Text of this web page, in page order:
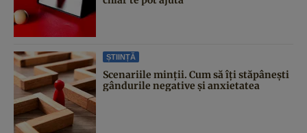
ȘTIINȚĂ
Scenariile minții. Cum să îți stăpânești
gândurile negative și anxietatea